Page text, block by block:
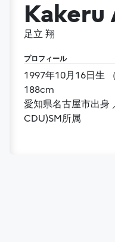
Kakeru
足立 翔
プロフィール
188cm
CDU)SM所属